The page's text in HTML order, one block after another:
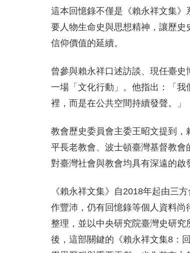
這本回憶錄不僅是《賴永祥文集
要人物生命史與思想精神，讓歷
信仰價值的延續。
曾參與賴永祥口述訪談、現任臺
一場「文化行動」。他指出：「
裡，而是在公共空間持續發聲。」
教會歷史委員會主委王昭文提到
平長老教會、波士頓臺灣基督教
對臺灣社會與教會均具有深遠的啟
《賴永祥文集》自2018年起由三
作豐沛，仍有回憶錄等個人資料
整理，並以中央研究院臺灣史研
後，這部關鍵的《賴永祥文集8：